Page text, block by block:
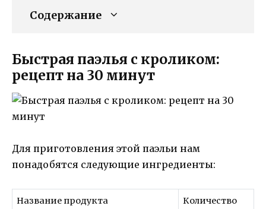
Содержание
Быстрая паэлья с кроликом:
рецепт на 30 минут
Для приготовления этой паэльи нам
понадобятся следующие ингредиенты:
Название продукта Количество